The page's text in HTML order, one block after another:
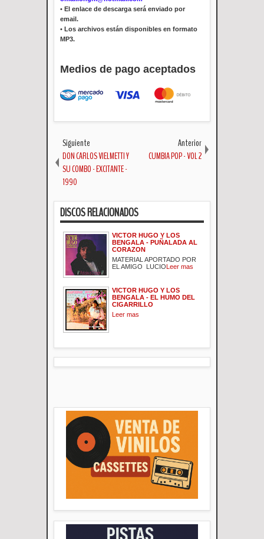
• El enlace de descarga será enviado por
email.
• Los archivos están disponibles en formato
MP3.
Medios de pago aceptados
Siguiente
DON CARLOS VIELMETTI Y
SU COMBO - EXCITANTE -
1990
Anterior
CUMBIA POP - VOL 2
DISCOS RELACIONADOS
VICTOR HUGO Y LOS
BENGALA - PUÑALADA AL
CORAZON
MATERIAL APORTADO POR
EL AMIGO LUCIOLeer mas
VICTOR HUGO Y LOS
BENGALA - EL HUMO DEL
CIGARRILLO
Leer mas